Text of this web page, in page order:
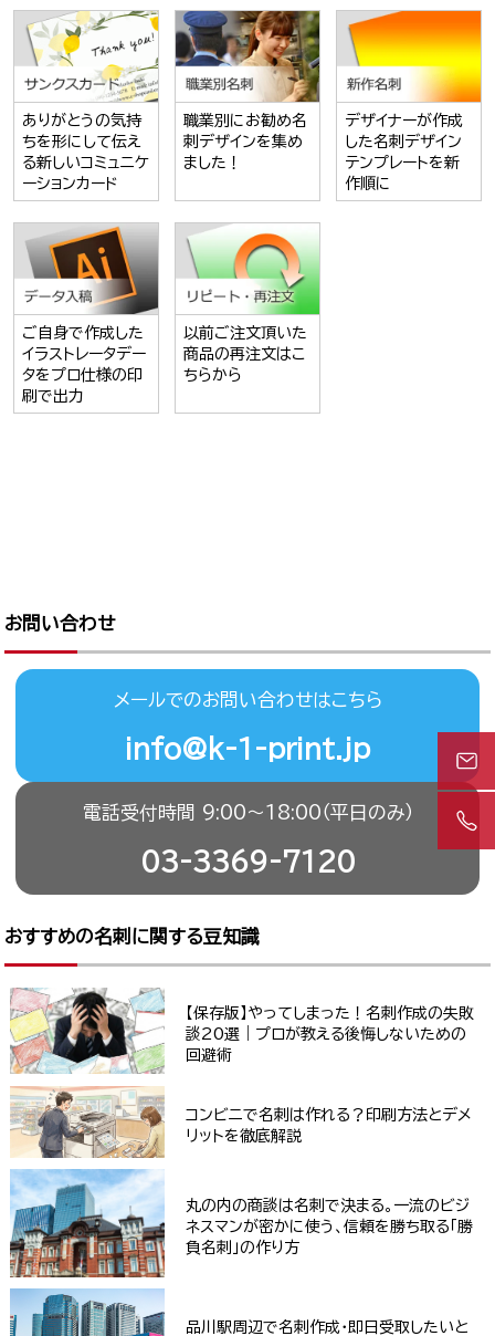
ありがとうの気持
ちを形にして伝え
る新しいコミュニケ
ーションカード
職業別にお勧め名
刺デザインを集め
ました！
デザイナーが作成
した名刺デザイン
テンプレートを新
作順に
ご自身で作成した
イラストレータデー
タをプロ仕様の印
刷で出力
以前ご注文頂いた
商品の再注文はこ
ちらから
お問い合わせ
メールでのお問い合わせはこちら
info@k-1-print.jp
電話受付時間 9:00〜18:00（平日のみ）
03-3369-7120
おすすめの名刺に関する豆知識
【保存版】やってしまった！名刺作成の失敗
談20選｜プロが教える後悔しないための
回避術
コンビニで名刺は作れる？印刷方法とデメ
リットを徹底解説
丸の内の商談は名刺で決まる。一流のビジ
ネスマンが密かに使う、信頼を勝ち取る「勝
負名刺」の作り方
品川駅周辺で名刺作成・即日受取したいと